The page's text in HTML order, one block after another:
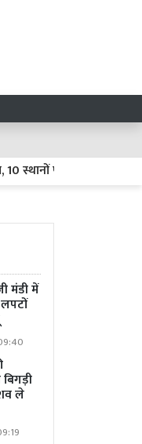
पर विकसित होंगे
मंडी में
ले